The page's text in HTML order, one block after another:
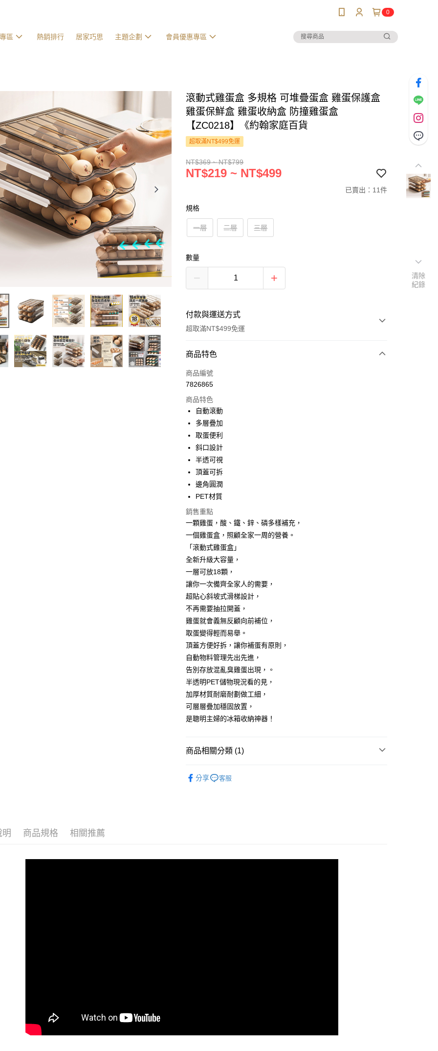
0
區 熱銷排行 居家巧思 主題企劃 會員優惠專區
滾動式雞蛋盒 多規格 可堆疊蛋盒 雞蛋保護盒
雞蛋保鮮盒 雞蛋收納盒 防撞雞蛋盒
【ZC0218】《約翰家庭百貨
超取滿NT$499免運
NT$369 ~ NT$799
NT$219 ~ NT$499
已賣出：11件
規格
一層 二層 三層
數量
付款與運送方式
超取滿NT$499免運
付款方式
信用卡一次付款
LINE Pay
Apple Pay
街口支付
悠遊付
AFTEE先享後付
【關於「AFTEE先享後付」】
AFTEE先享後付是「在收到商品之後才付款」的支付方式。 讓您購物簡單
便利好安心！
１．簡單：不需註冊會員、不需綁卡、不需儲值。
２．便利：只要手機號碼，簡訊認證，即可結帳。
３．安心：先確認商品／服務後，再付款。
【「AFTEE先享後付」結帳流程】
１．於結帳方式選擇「AFTEE先享後付」後，將跳轉至「AFTEE先享後
付」結帳頁面，進行簡訊認證並確認金額後，即可完成結帳。
２．訂單成立數日內，您將收到繳費通知簡訊。
３．收到繳費通知簡訊後14天內，點擊此簡訊中的連結，可透過四大超商
／ATM／網路銀行／等多元方式進行付款，方視為交易完成。
※ 請注意：結帳手續完成當下不需立刻繳費，但若您需要取消訂單，請聯
絡購買商品的店家。未經商家同意取消之訂單仍視為有效，需透過AFTEE
先享後付繳納相關費用。
※ 交易是否成功請以「AFTEE先享後付 」之結帳頁面顯示為準，若有關於
付客戶支援中心」https://netprotections.freshdesk.com/support/home
【注意事項】
１．透過由恩沛科技股份有限公司提供之「AFTEE先享後付」服務完成之
交易，需依本服務之必要範圍內提供個人資料，並將交易相關給付款項請
求債權轉讓予恩沛科技股份有限公司。
https://aftee.tw/terms/#terms3
任。
４．使用「AFTEE先享後付」時，將依據個別帳號之用戶狀況，依本公司
結果請求用戶進行身份認證。
５．嚴禁一人註冊多個帳號或使用他人資訊註冊。若發現惡意使用之情
ATM付款
運送方式
全家取貨付款
每筆NT$60，滿NT$499(含以上)免運費
7-11取貨付款
7-11取貨(快速到店)
每筆NT$115
宅配
每筆NT$100，滿NT$799(含以上)免運費
離島宅配
每筆NT$150
商品特色
商品編號
7826865
商品特色
自動滾動
多層疊加
取蛋便利
斜口設計
半透可視
頂蓋可拆
邊角圓潤
PET材質
銷售重點
一顆雞蛋，酸、鐵、鋅、磷多樣補充，
一個雞蛋盒，照顧全家一周的營養。
「滾動式雞蛋盒」
全新升級大容量，
一層可放18顆，
讓你一次備齊全家人的需要，
超貼心斜坡式滑梯設計，
不再需要抽拉開蓋，
雞蛋就會義無反顧向前補位，
取蛋變得輕而易舉。
頂蓋方便好拆，讓你補蛋有原則，
自動物料管理先出先進，
告別存放混亂臭雞蛋出現，。
半透明PET儲物現況看的見，
加厚材質耐磨耐劃做工細，
可層層疊加穩固放置，
是聰明主婦的冰箱收納神器！
商品相關分類 (1)
分享
客服
明 商品規格 相關推薦
清除
紀錄